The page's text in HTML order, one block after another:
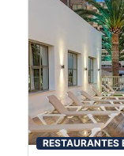
RESTAURANTES